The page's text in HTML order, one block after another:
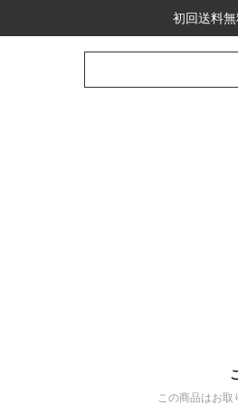
初回送料
この商品はお取